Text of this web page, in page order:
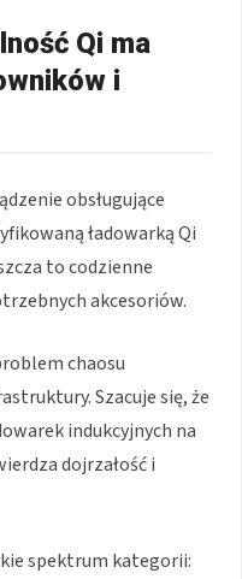
Qi ma
i
obsługujące
ładowarką Qi
to codzienne
akcesoriów.
chaosu
Szacuje się, że
indukcyjnych na
dojrzałość i
spektrum kategorii: